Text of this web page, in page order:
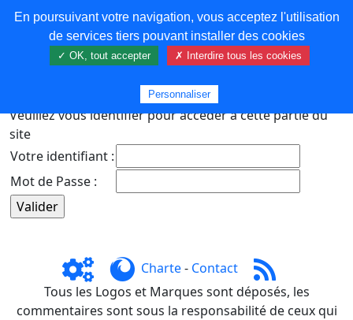
COREMA
Veuillez vous identifier pour accéder à cette partie du
site
Votre identifiant :
Mot de Passe :
Charte- Contact
Tous les Logos et Marques sont déposés, les
commentaires sont sous la responsabilité de ceux qui
En poursuivant votre navigation, vous acceptez l'utilisation
de services tiers pouvant installer des cookies
✓ OK, tout accepter ✗ Interdire tous les cookies
Personnaliser